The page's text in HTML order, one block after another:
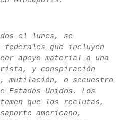
el lunes, se
federales que incluyen
apoyo material a una
y conspiración
mutilación, o secuestro
Estados Unidos. Los
que los reclutas,
americano,